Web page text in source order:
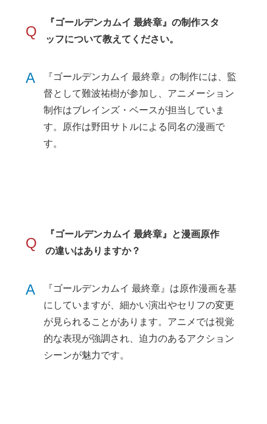
Q
『ゴールデンカムイ 最終章』の制作スタ
ッフについて教えてください。
A
『ゴールデンカムイ 最終章』の制作には、監
督として難波祐樹が参加し、アニメーション
制作はブレインズ・ベースが担当していま
す。原作は野田サトルによる同名の漫画で
す。
Q
『ゴールデンカムイ 最終章』と漫画原作
の違いはありますか？
A
『ゴールデンカムイ 最終章』は原作漫画を基
にしていますが、細かい演出やセリフの変更
が見られることがあります。アニメでは視覚
的な表現が強調され、迫力のあるアクション
シーンが魅力です。